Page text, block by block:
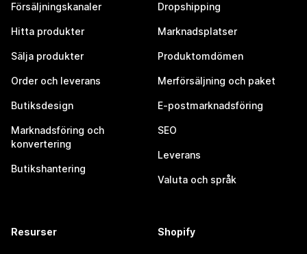
Försäljningskanaler
Hitta produkter
Sälja produkter
Order och leverans
Butiksdesign
Marknadsföring och
konvertering
Butikshantering
Dropshipping
Marknadsplatser
Produktomdömen
Merförsäljning och paket
E-postmarknadsföring
SEO
Leverans
Valuta och språk
Resurser Shopify